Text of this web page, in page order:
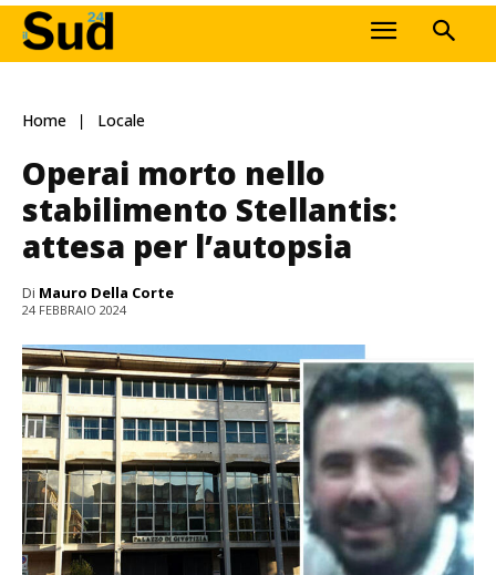
Home Locale
Operai morto nello
stabilimento Stellantis:
attesa per l’autopsia
Di Mauro Della Corte
24 FEBBRAIO 2024